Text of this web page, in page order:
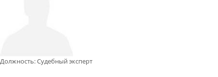
Должность:Судебный эксперт